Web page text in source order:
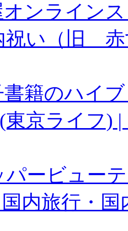
ンライン
祝い（旧 赤
籍のハイ
東京ライフ)
ービュー
国内旅行・